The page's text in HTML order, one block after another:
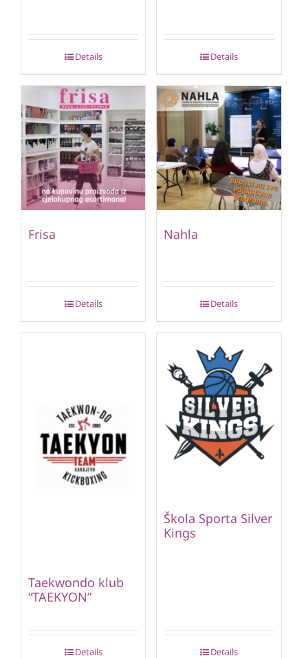
Details Details
Frisa
Details
Nahla
Details
Taekwondo klub
“TAEKYON”
Details
Škola Sporta Silver
Kings
Details